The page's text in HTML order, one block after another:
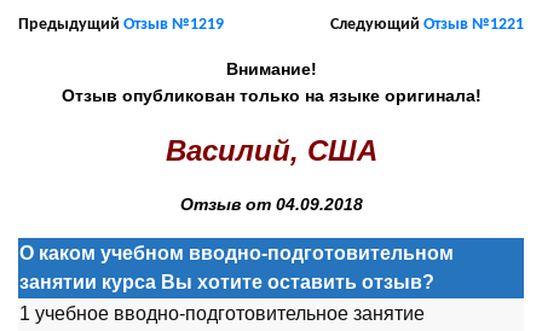
Предыдущий Отзыв №1219 Следующий Отзыв №1221
Внимание!
Отзыв опубликован только на языке оригинала!
Василий, США
Отзыв от 04.09.2018
О каком учебном вводно-подготовительном
занятии курса Вы хотите оставить отзыв?
1 учебное вводно-подготовительное занятие